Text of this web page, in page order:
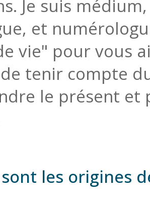
Je suis
et
vie" pour vous
tenir compte
le présent et
les origines